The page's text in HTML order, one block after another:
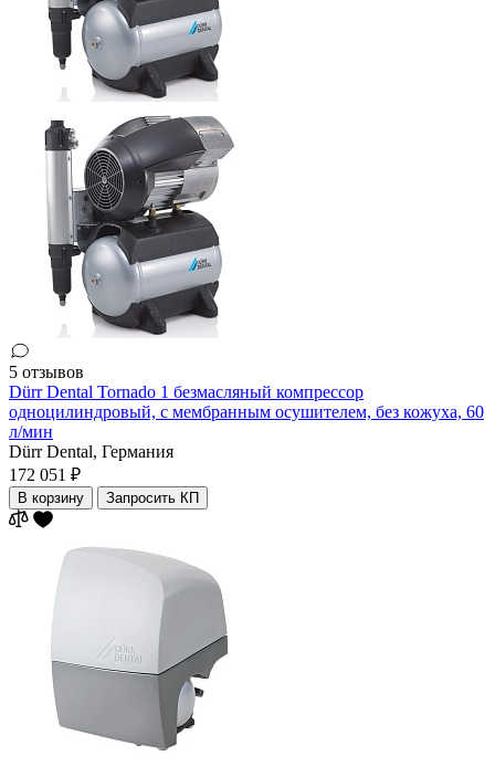
5 отзывов
Dürr Dental Tornado 1 безмасляный компрессор
одноцилиндровый, с мембранным осушителем, без кожуха, 60
л/мин
Dürr Dental, Германия
172 051 ₽
В корзину Запросить КП